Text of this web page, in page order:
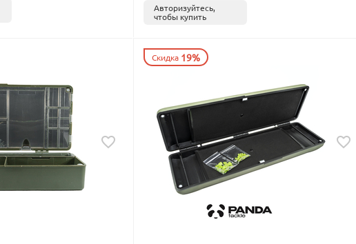
Авторизуйтесь,
чтобы купить
Скидка 19%